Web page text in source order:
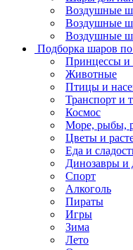
Воздушные
Воздушные
Воздушные
Подборка шаров по
Принцессы и
Животные
Птицы и
Транспорт и
Космос
Море, рыбы,
Цветы и
Еда и
Динозавры и
Спорт
Алкоголь
Пираты
Игры
Зима
Лето